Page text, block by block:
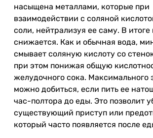
насыщена металлами, которые при
взаимодействии с соляной
соли, нейтрализуя ее саму. В итоге
снижается. Как и обычная вода,
смывает соляную кислоту со
при этом понижая общую
желудочного сока. Максимального
можно добиться, если пить ее
час-полтора до еды. Это позволит
существующий приступ или
который часто появляется после